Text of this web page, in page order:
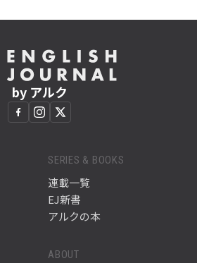
by アルク
SERIES & BOOKS
連載一覧
EJ新書
アルクの本
ABOUT